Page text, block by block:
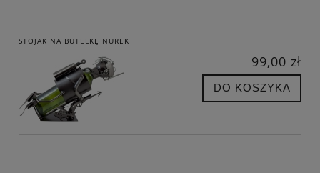
STOJAK NA BUTELKĘ NUREK
99,00 zł
DO KOSZYKA